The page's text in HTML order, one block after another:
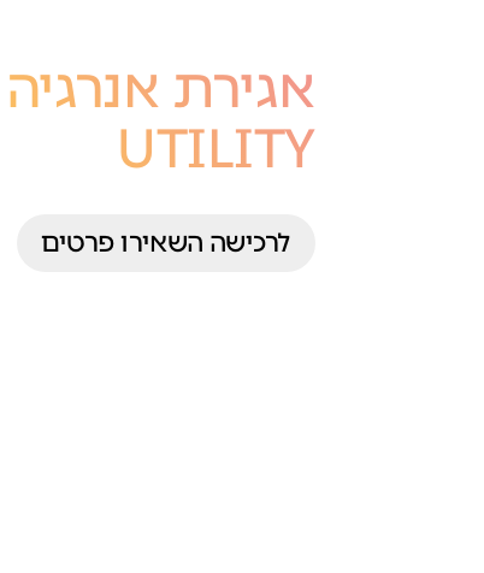
אגירת אנרגיה
UTILITY
לרכישה השאירו פרטים